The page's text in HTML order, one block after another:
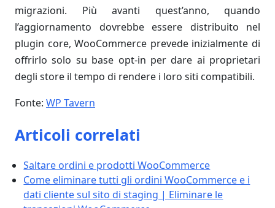
migrazioni. Più avanti quest’anno, quando
l’aggiornamento dovrebbe essere distribuito nel
plugin core, WooCommerce prevede inizialmente di
offrirlo solo su base opt-in per dare ai proprietari
degli store il tempo di rendere i loro siti compatibili.
Fonte: WP Tavern
Articoli correlati
Saltare ordini e prodotti WooCommerce
Come eliminare tutti gli ordini WooCommerce e i
dati cliente sul sito di staging | Eliminare le